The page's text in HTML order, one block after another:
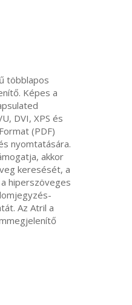
többlapos
Képes a
, DVI,XPS és
(PDF)
nyomtatására.
akkor
keresését, a
hiperszöveges
Az Atril a